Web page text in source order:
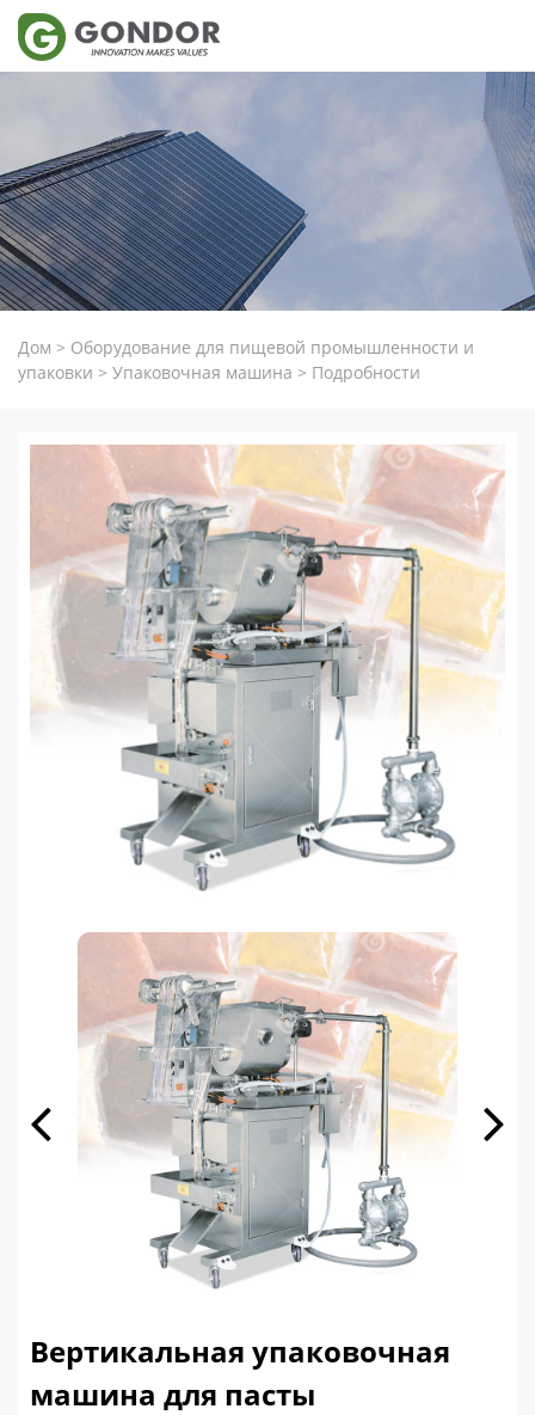
Дом > Оборудование для пищевой промышленности и
упаковки > Упаковочная машина > Подробности
Вертикальная упаковочная
машина для пасты